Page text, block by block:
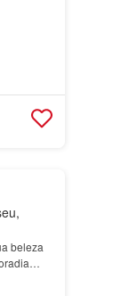
beleza